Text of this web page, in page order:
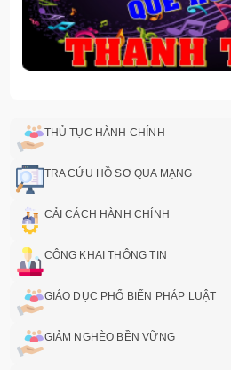
THỦ TỤC HÀNH CHÍNH
TRA CỨU HỒ SƠ QUA MẠNG
CẢI CÁCH HÀNH CHÍNH
CÔNG KHAI THÔNG TIN
GIÁO DỤC PHỔ BIẾN PHÁP LUẬT
GIẢM NGHÈO BỀN VỮNG